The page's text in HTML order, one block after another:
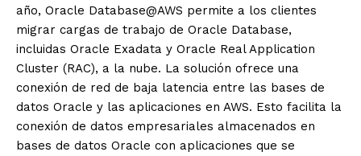
año, Oracle Database@AWS permite a los clientes
migrar cargas de trabajo de Oracle Database,
incluidas Oracle Exadata y Oracle Real Application
Cluster (RAC), a la nube. La solución ofrece una
conexión de red de baja latencia entre las bases de
datos Oracle y las aplicaciones en AWS. Esto facilita la
conexión de datos empresariales almacenados en
bases de datos Oracle con aplicaciones que se